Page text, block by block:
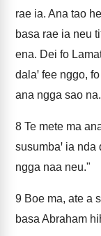
rae ia. Ana tao
basa rae ia neu
ena. Dei fo
dalaꞌ fee nggo,
ana ngga sao na.
8 Te mete ma
susumbaꞌ ia nda
ngga naa neu."
9 Boe ma, ate a
basa Abraham